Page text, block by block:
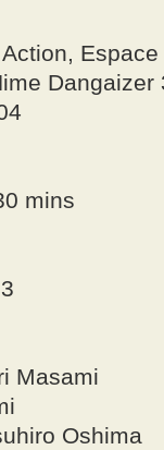
Dangaizer
mins
Masami
Oshima